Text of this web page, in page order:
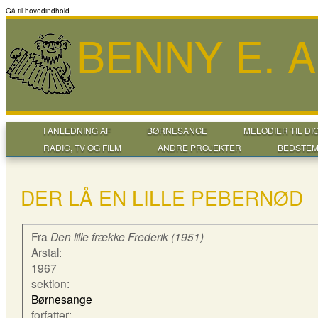
Gå til hovedindhold
BENNY E.
I ANLEDNING AF BØRNESANGE
MELODIER TIL
RADIO, TV OG FILM
ANDRE PROJEKTER
DER LÅ EN LILLE PEBERNØD
Fra Den lille frække Frederik (1951)
Arstal:
1967
sektion:
Børnesange
forfatter: